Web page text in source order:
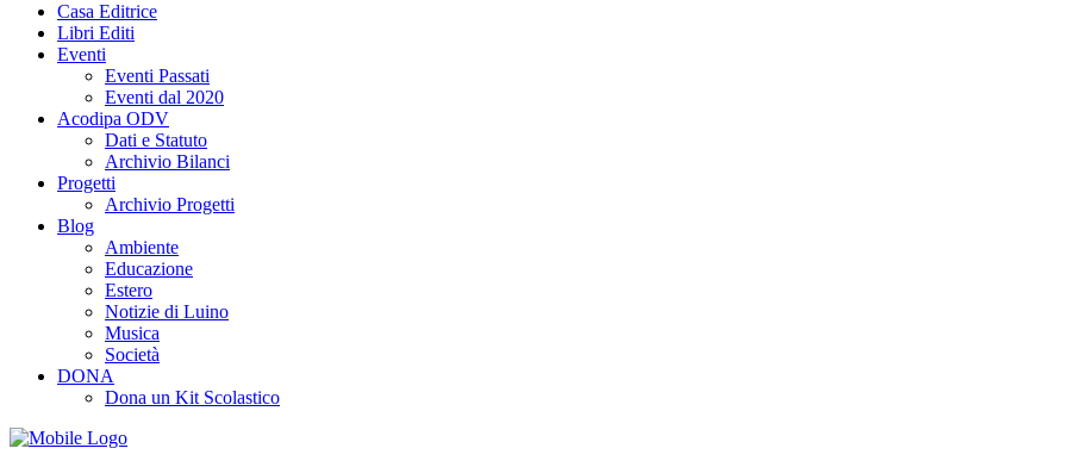
Casa Editrice
Libri Editi
Eventi
Eventi Passati
Eventi dal 2020
Acodipa ODV
Dati e Statuto
Archivio Bilanci
Progetti
Archivio Progetti
Blog
Ambiente
Educazione
Estero
Notizie di Luino
Musica
Società
DONA
Dona un Kit Scolastico